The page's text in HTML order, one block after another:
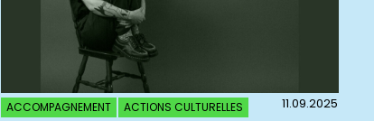
ACCOMPAGNEMENT ACTIONS CULTURELLES 11.09.2025